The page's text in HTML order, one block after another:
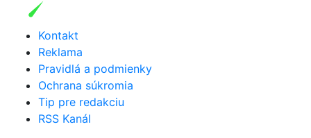
Kontakt
Reklama
Pravidlá a podmienky
Ochrana súkromia
Tip pre redakciu
RSS Kanál